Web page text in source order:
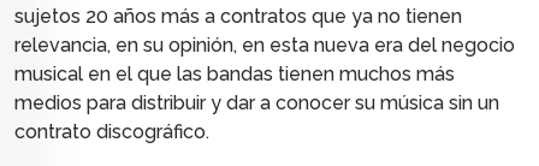
sujetos 20 años más a contratos que ya no tienen
relevancia, en su opinión, en esta nueva era del negocio
musical en el que las bandas tienen muchos más
medios para distribuir y dar a conocer su música sin un
contrato discográfico.